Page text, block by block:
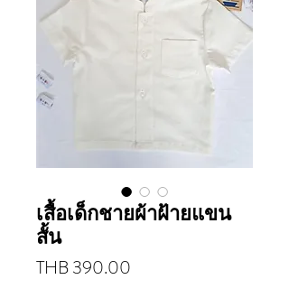
เสื้อเด็กชายผ้าฝ้ายแขน
สั้น
THB 390.00